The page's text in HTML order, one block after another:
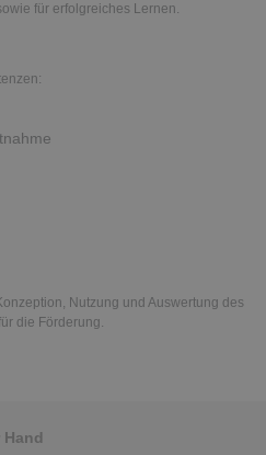
für erfolgreiches Lernen.
Nutzung und Auswertung des
die Förderung.